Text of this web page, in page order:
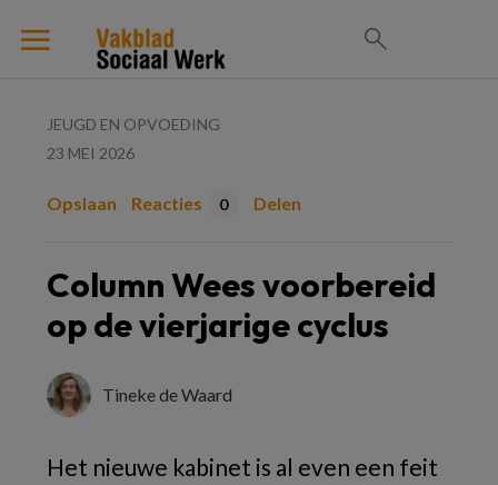
JEUGD EN OPVOEDING
23 MEI 2026
Opslaan Reacties 0 Delen
Column Wees voorbereid
op de vierjarige cyclus
Tineke de Waard
Het nieuwe kabinet is al even een feit